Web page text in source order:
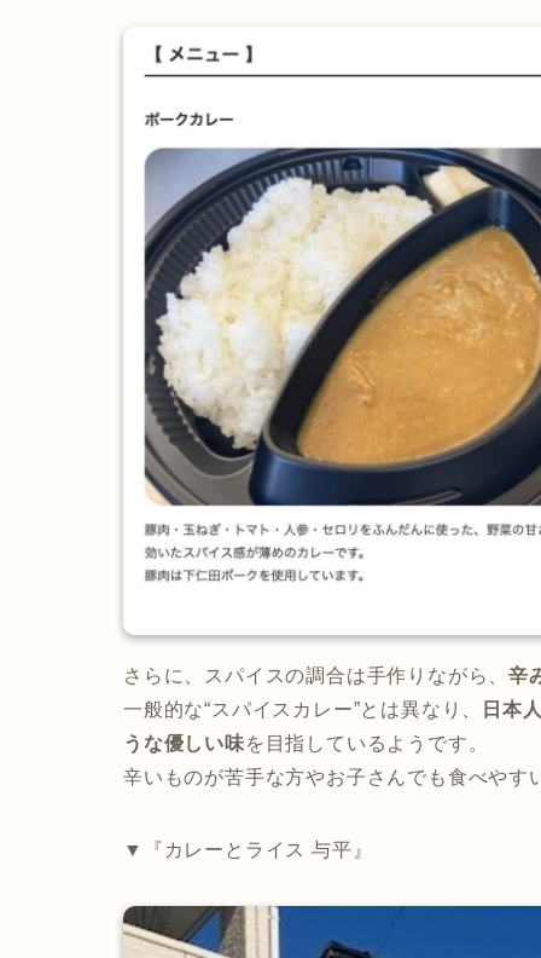
さらに、スパイスの調合は手作りながら、辛
一般的な“スパイスカレー”とは異なり、
日本
うな優しい味を目指しているようです。
辛いものが苦手な方やお子さんでも食べやす
▼『カレーとライス 与平』